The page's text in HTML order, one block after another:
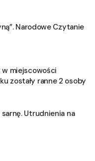
Narodowe Czytanie
w miejscowości
zostały ranne 2 osoby
Utrudnienia na